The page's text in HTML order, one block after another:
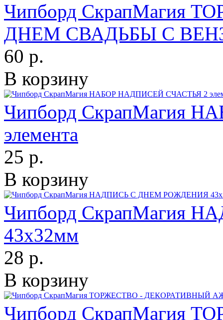
Чипборд СкрапМагия
ДНЕМ СВАДЬБЫ С
60 р.
В корзину
Чипборд СкрапМагия
элемента
25 р.
В корзину
Чипборд СкрапМагия
43х32мм
28 р.
В корзину
Чипборд СкрапМагия